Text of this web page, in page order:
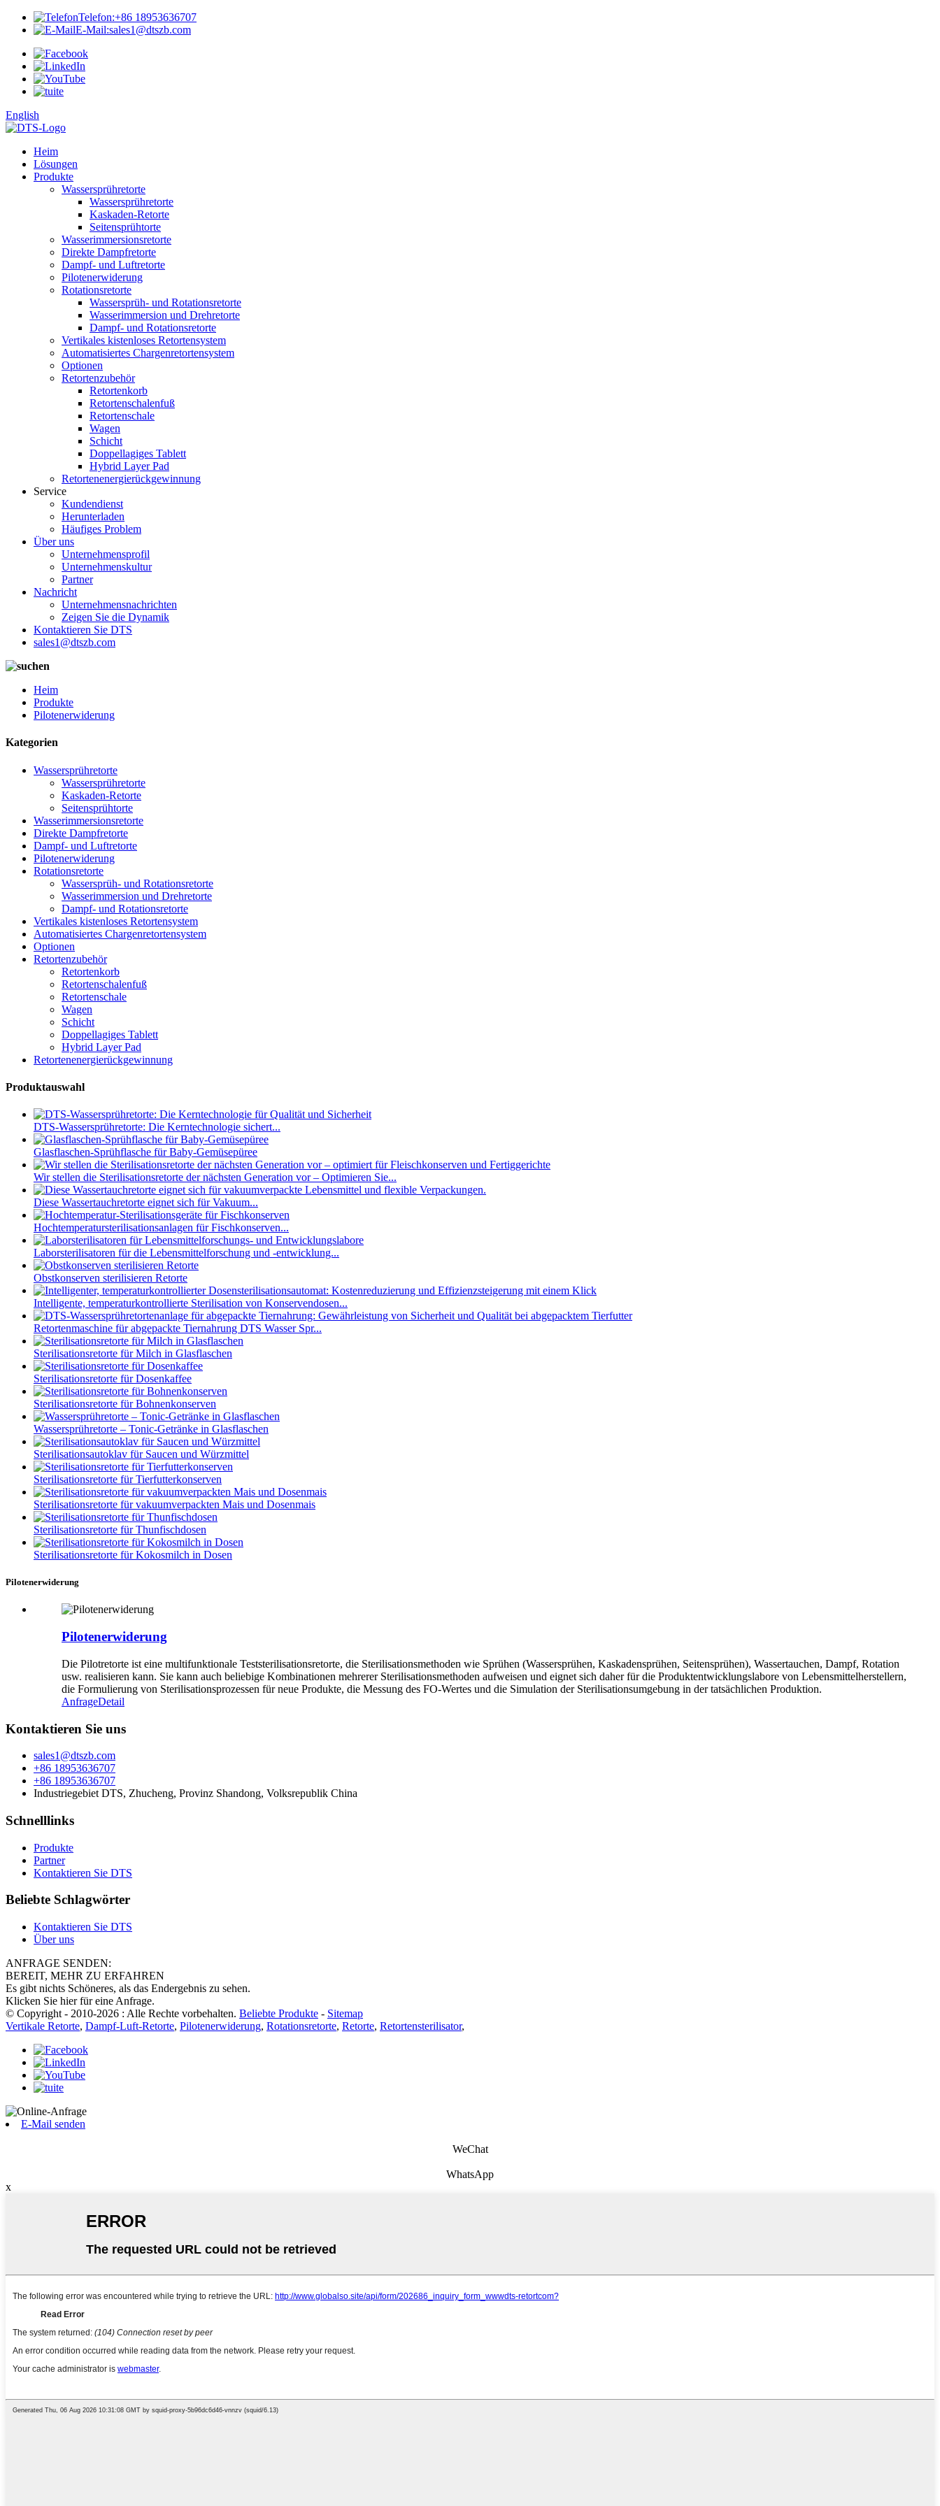
Telefon:+86 18953636707
E-Mail:sales1@dtszb.com
English
Heim
Lösungen
Produkte
Wassersprühretorte
Wassersprühretorte
Kaskaden-Retorte
Seitensprühtorte
Wasserimmersionsretorte
Direkte Dampfretorte
Dampf- und Luftretorte
Pilotenerwiderung
Rotationsretorte
Wassersprüh- und Rotationsretorte
Wasserimmersion und Drehretorte
Dampf- und Rotationsretorte
Vertikales kistenloses Retortensystem
Automatisiertes Chargenretortensystem
Optionen
Retortenzubehör
Retortenkorb
Retortenschalenfuß
Retortenschale
Wagen
Schicht
Doppellagiges Tablett
Hybrid Layer Pad
Retortenenergierückgewinnung
Service
Kundendienst
Herunterladen
Häufiges Problem
Über uns
Unternehmensprofil
Unternehmenskultur
Partner
Nachricht
Unternehmensnachrichten
Zeigen Sie die Dynamik
Kontaktieren Sie DTS
sales1@dtszb.com
Heim
Produkte
Pilotenerwiderung
Kategorien
Wassersprühretorte
Wassersprühretorte
Kaskaden-Retorte
Seitensprühtorte
Wasserimmersionsretorte
Direkte Dampfretorte
Dampf- und Luftretorte
Pilotenerwiderung
Rotationsretorte
Wassersprüh- und Rotationsretorte
Wasserimmersion und Drehretorte
Dampf- und Rotationsretorte
Vertikales kistenloses Retortensystem
Automatisiertes Chargenretortensystem
Optionen
Retortenzubehör
Retortenkorb
Retortenschalenfuß
Retortenschale
Wagen
Schicht
Doppellagiges Tablett
Hybrid Layer Pad
Retortenenergierückgewinnung
Produktauswahl
DTS-Wassersprühretorte: Die Kerntechnologie sichert...
Glasflaschen-Sprühflasche für Baby-Gemüsepüree
Wir stellen die Sterilisationsretorte der nächsten Generation vor – Optimieren Sie...
Diese Wassertauchretorte eignet sich für Vakuum...
Hochtemperatursterilisationsanlagen für Fischkonserven...
Laborsterilisatoren für die Lebensmittelforschung und -entwicklung...
Obstkonserven sterilisieren Retorte
Intelligente, temperaturkontrollierte Sterilisation von Konservendosen...
Retortenmaschine für abgepackte Tiernahrung DTS Wasser Spr...
Sterilisationsretorte für Milch in Glasflaschen
Sterilisationsretorte für Dosenkaffee
Sterilisationsretorte für Bohnenkonserven
Wassersprühretorte – Tonic-Getränke in Glasflaschen
Sterilisationsautoklav für Saucen und Würzmittel
Sterilisationsretorte für Tierfutterkonserven
Sterilisationsretorte für vakuumverpackten Mais und Dosenmais
Sterilisationsretorte für Thunfischdosen
Sterilisationsretorte für Kokosmilch in Dosen
Pilotenerwiderung
Pilotenerwiderung
Die Pilotretorte ist eine multifunktionale Teststerilisationsretorte, die Sterilisationsmethoden wie Sprühen (Wassersprühen, Kaskadensprühen, Seitensprühen), Wassertauchen, Dampf, Rotation
usw. realisieren kann. Sie kann auch beliebige Kombinationen mehrerer Sterilisationsmethoden aufweisen und eignet sich daher für die Produktentwicklungslabore von Lebensmittelherstellern,
die Formulierung von Sterilisationsprozessen für neue Produkte, die Messung des FO-Wertes und die Simulation der Sterilisationsumgebung in der tatsächlichen Produktion.
AnfrageDetail
Kontaktieren Sie uns
sales1@dtszb.com
+86 18953636707
+86 18953636707
Industriegebiet DTS, Zhucheng, Provinz Shandong, Volksrepublik China
Schnelllinks
Produkte
Partner
Kontaktieren Sie DTS
Beliebte Schlagwörter
Kontaktieren Sie DTS
Über uns
ANFRAGE SENDEN:
BEREIT, MEHR ZU ERFAHREN
Es gibt nichts Schöneres, als das Endergebnis zu sehen.
Klicken Sie hier für eine Anfrage.
© Copyright - 2010-2026 : Alle Rechte vorbehalten. Beliebte Produkte - Sitemap
Vertikale Retorte, Dampf-Luft-Retorte, Pilotenerwiderung, Rotationsretorte, Retorte, Retortensterilisator,
E-Mail senden
WeChat
WhatsApp
x